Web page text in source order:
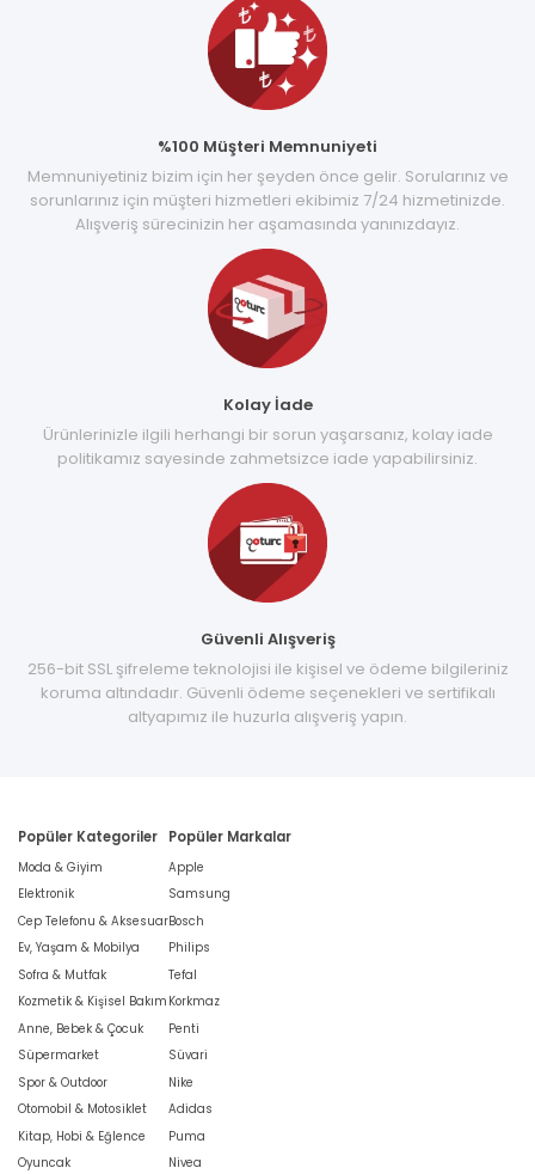
%100 Müşteri Memnuniyeti
Memnuniyetiniz bizim için her şeyden önce gelir. Sorularınız ve
sorunlarınız için müşteri hizmetleri ekibimiz 7/24 hizmetinizde.
Alışveriş sürecinizin her aşamasında yanınızdayız.
Kolay İade
Ürünlerinizle ilgili herhangi bir sorun yaşarsanız, kolay iade
politikamız sayesinde zahmetsizce iade yapabilirsiniz.
Güvenli Alışveriş
256-bit SSL şifreleme teknolojisi ile kişisel ve ödeme bilgileriniz
koruma altındadır. Güvenli ödeme seçenekleri ve sertifikalı
altyapımız ile huzurla alışveriş yapın.
Popüler Kategoriler
Moda & Giyim
Elektronik
Cep Telefonu & Aksesuar
Ev, Yaşam & Mobilya
Sofra & Mutfak
Kozmetik & Kişisel Bakım
Anne, Bebek & Çocuk
Süpermarket
Spor & Outdoor
Otomobil & Motosiklet
Kitap, Hobi & Eğlence
Oyuncak
Popüler Markalar
Apple
Samsung
Bosch
Philips
Tefal
Korkmaz
Penti
Süvari
Nike
Adidas
Puma
Nivea